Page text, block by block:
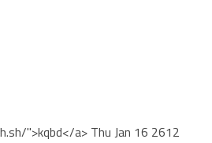
">kqbd</a> Thu Jan 16 2612